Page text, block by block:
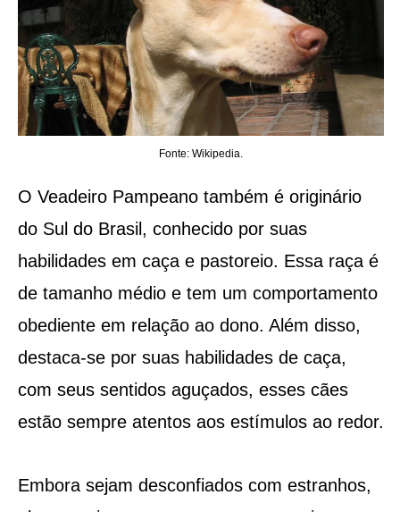
Fonte: Wikipedia.
O Veadeiro Pampeano também é originário
do Sul do Brasil, conhecido por suas
habilidades em caça e pastoreio. Essa raça é
de tamanho médio e tem um comportamento
obediente em relação ao dono. Além disso,
destaca-se por suas habilidades de caça,
com seus sentidos aguçados, esses cães
estão sempre atentos aos estímulos ao redor.
Embora sejam desconfiados com estranhos,